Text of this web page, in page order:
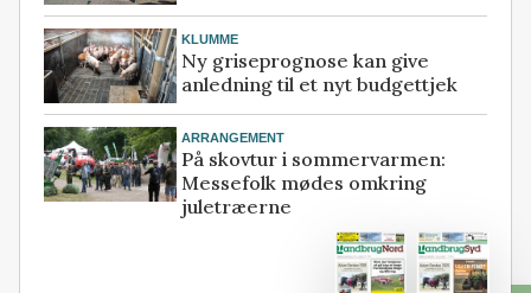
KLUMME
Ny griseprognose kan give
anledning til et nyt budgettjek
ARRANGEMENT
På skovtur i sommervarmen:
Messefolk mødes omkring
juletræerne